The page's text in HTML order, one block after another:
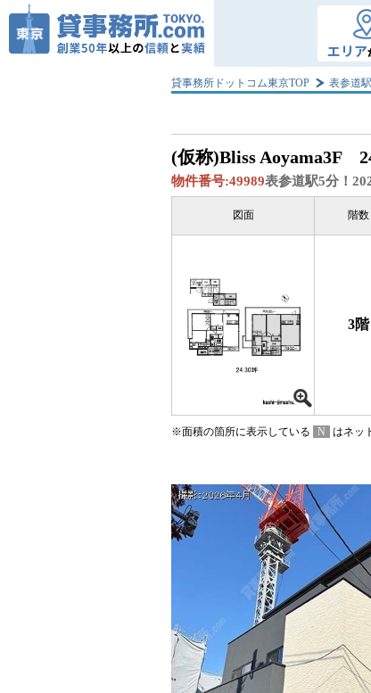
エリア
貸事務所ドットコム東京TOP 表参道駅
(仮称)Bliss Aoyama3F
物件番号:49989表参道駅5分！
図面 階数
3階
※面積の箇所に表示している N はネッ